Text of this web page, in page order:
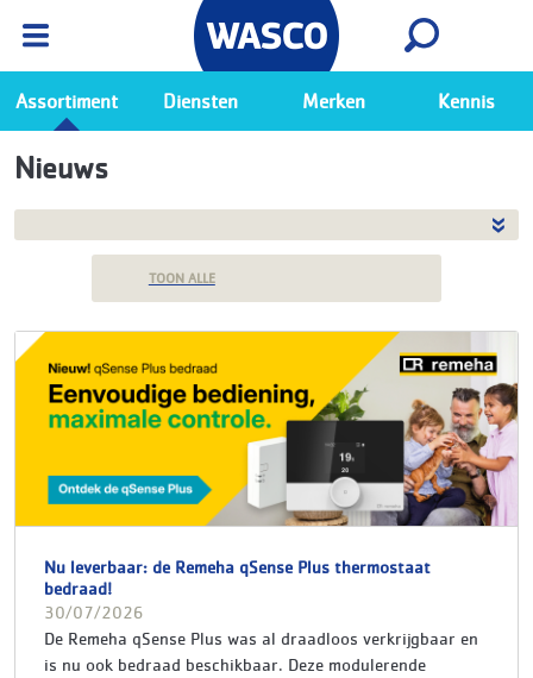
Ga naar de Wasco app
Bekijk
Assortiment Diensten Merken Kennis
Nieuws
TOON ALLE
Nu leverbaar: de Remeha qSense Plus thermostaat
bedraad!
30/07/2026
De Remeha qSense Plus was al draadloos verkrijgbaar en
is nu ook bedraad beschikbaar. Deze modulerende